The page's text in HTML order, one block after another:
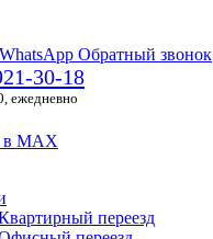
Обратный звонок
30-18
ежедневно
в MAX
переезд